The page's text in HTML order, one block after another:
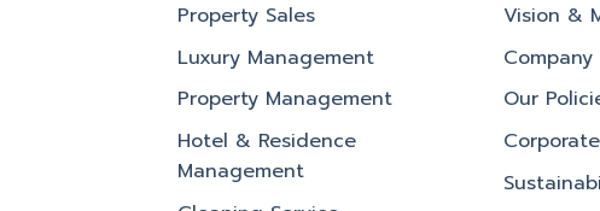
Property Sales
Luxury Management
Property Management
Hotel & Residence
Management
Vision &
Our